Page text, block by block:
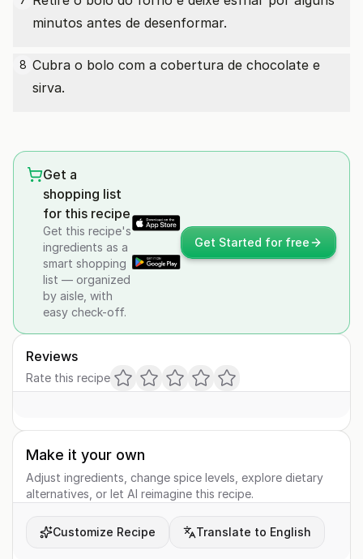
minutos antes de desenformar.
8 Cubra o bolo com a cobertura de chocolate e
sirva.
Get a
shopping list
for this recipe
Get this recipe's
ingredients as a
smart shopping
list — organized
by aisle, with
easy check-off.
Get Started for free
Reviews
Rate this recipe
Make it your own
Adjust ingredients, change spice levels, explore dietary
alternatives, or let AI reimagine this recipe.
Customize Recipe Translate to English